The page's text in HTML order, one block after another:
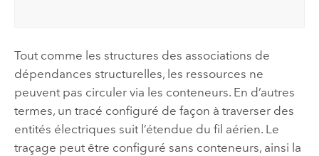
Tout comme les structures des associations de
dépendances structurelles, les ressources ne
peuvent pas circuler via les conteneurs. En d’autres
termes, un tracé configuré de façon à traverser des
entités électriques suit l’étendue du fil aérien. Le
traçage peut être configuré sans conteneurs, ainsi la